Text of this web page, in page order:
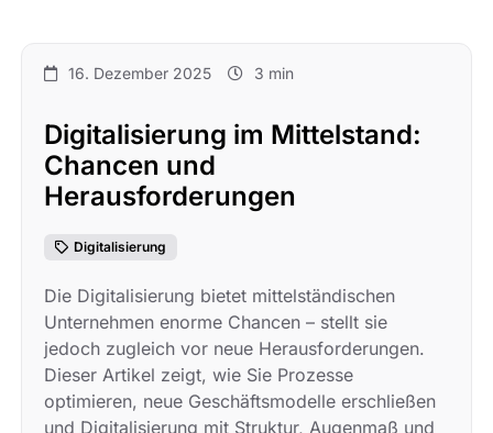
16. Dezember 2025 3 min
Digitalisierung im Mittelstand:
Chancen und
Herausforderungen
Digitalisierung
Die Digitalisierung bietet mittelständischen
Unternehmen enorme Chancen – stellt sie
jedoch zugleich vor neue Herausforderungen.
Dieser Artikel zeigt, wie Sie Prozesse
optimieren, neue Geschäftsmodelle erschließen
und Digitalisierung mit Struktur, Augenmaß und